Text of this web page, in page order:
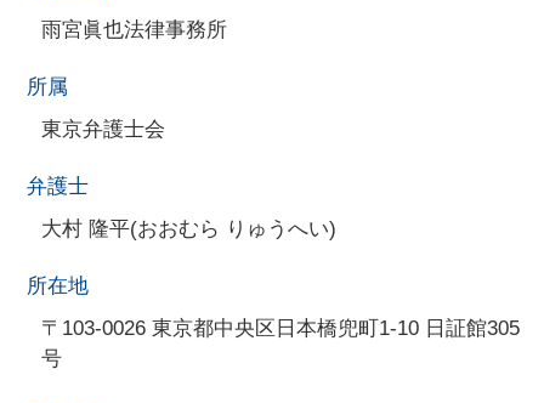
雨宮眞也法律事務所
所属
東京弁護士会
弁護士
大村 隆平(おおむら りゅうへい)
所在地
〒103-0026 東京都中央区日本橋兜町1-10 日証館305
号